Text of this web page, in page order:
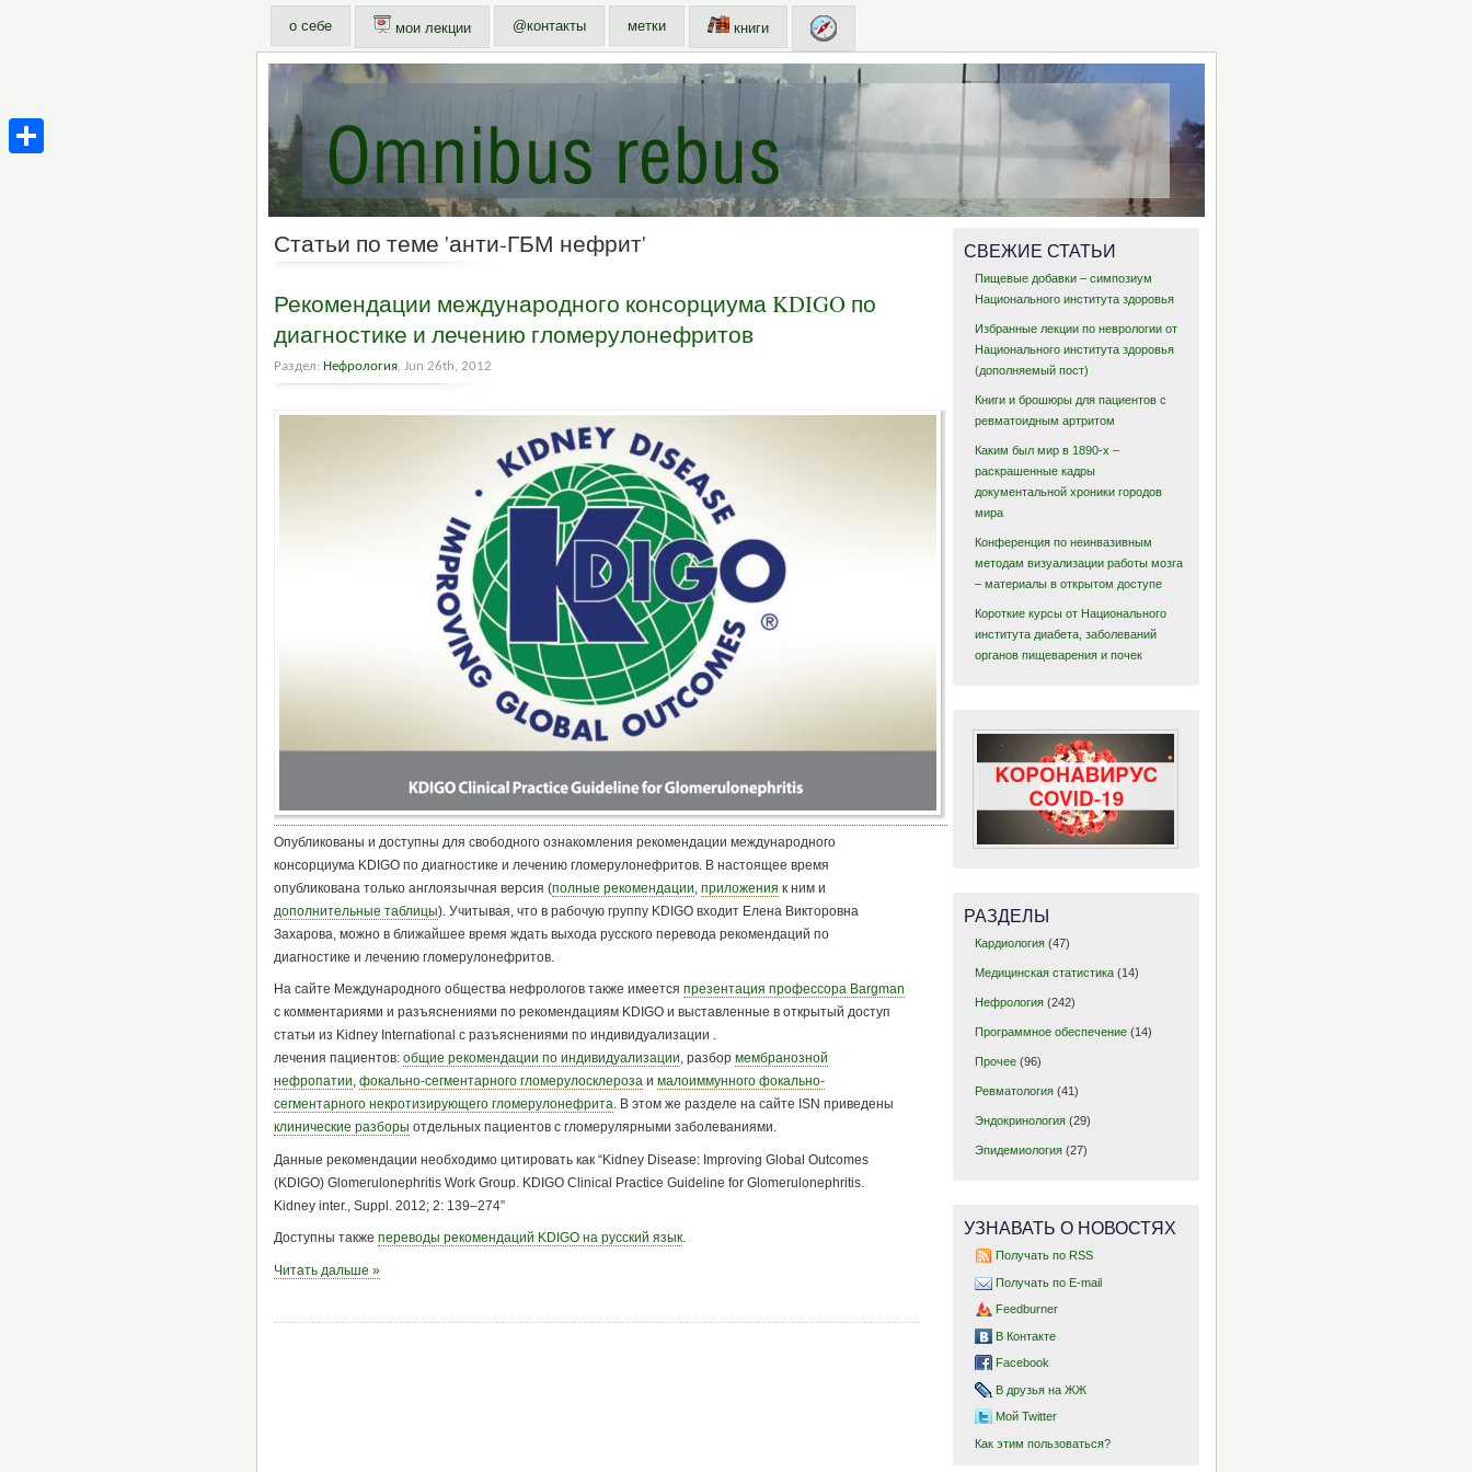
о себе мои лекции @контакты метки книги
Статьи по теме 'анти-ГБМ нефрит'
Рекомендации международного консорциума KDIGO по
диагностике и лечению гломерулонефритов
Раздел: Нефрология, Jun 26th, 2012
Опубликованы и доступны для свободного ознакомления рекомендации международного
консорциума KDIGO по диагностике и лечению гломерулонефритов. В настоящее время
опубликована только англоязычная версия (полные рекомендации, приложения к ним и
дополнительные таблицы). Учитывая, что в рабочую группу KDIGO входит Елена Викторовна
Захарова, можно в ближайшее время ждать выхода русского перевода рекомендаций по
диагностике и лечению гломерулонефритов.
На сайте Международного общества нефрологов также имеется презентация профессора Bargman
с комментариями и разъяснениями по рекомендациям KDIGO и выставленные в открытый доступ
статьи из Kidney International с разъяснениями по индивидуализации .
лечения пациентов: общие рекомендации по индивидуализации, разбор мембранозной
нефропатии, фокально-сегментарного гломерулосклерозаи малоиммунного фокально-
сегментарного некротизирующего гломерулонефрита. В этом же разделе на сайте ISN приведены
клинические разборы отдельных пациентов с гломерулярными заболеваниями.
Данные рекомендации необходимо цитировать как “Kidney Disease: Improving Global Outcomes
(KDIGO) Glomerulonephritis Work Group. KDIGO Clinical Practice Guideline for Glomerulonephritis.
Kidney inter., Suppl. 2012; 2: 139–274”
Доступны также переводы рекомендаций KDIGO на русский язык.
Читать дальше »
СВЕЖИЕ СТАТЬИ
Пищевые добавки – симпозиум
Национального института здоровья
Избранные лекции по неврологии от
Национального института здоровья
(дополняемый пост)
Книги и брошюры для пациентов с
ревматоидным артритом
Каким был мир в 1890-х –
раскрашенные кадры
документальной хроники городов
мира
Конференция по неинвазивным
методам визуализации работы мозга
– материалы в открытом доступе
Короткие курсы от Национального
института диабета, заболеваний
органов пищеварения и почек
РАЗДЕЛЫ
Кардиология (47)
Медицинская статистика (14)
Нефрология (242)
Программное обеспечение (14)
Прочее (96)
Ревматология (41)
Эндокринология (29)
Эпидемиология (27)
УЗНАВАТЬ О НОВОСТЯХ
Получать по RSS
Получать по E-mail
Feedburner
В Контакте
Facebook
В друзья на ЖЖ
Мой Twitter
Как этим пользоваться?